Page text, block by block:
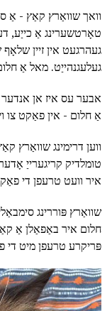
וואך שוואַרץ קאַץ - אַ
טאָרטשערינג אַ כייַע,
געהרגעט אין זיין
געלעגנהייַט. מאל אַ
אבער עס איז אן אנדער
אַ חלום - אין פאַקט צו
ווען דרימינג שוואַרץ
טומלדיק קריגערייַ
איר וועט טרעפן די
שוואַרץ פּוררינג
חלום איר באַפאַלן אַ
פּריקרע טרעפן מיט די